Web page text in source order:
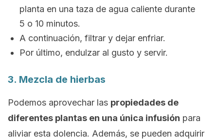
planta en una taza de agua caliente durante
5 o 10 minutos.
A continuación, filtrar y dejar enfriar.
Por último, endulzar al gusto y servir.
3. Mezcla de hierbas
Podemos aprovechar las propiedades de
diferentes plantas en una única infusión para
aliviar esta dolencia. Además, se pueden adquirir